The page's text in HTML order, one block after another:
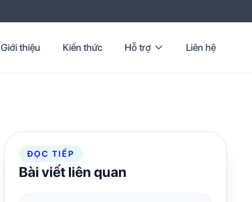
Giới thiệu Kiến thức Hỗ trợ Liên hệ
ĐỌC TIẾP
Bài viết liên quan